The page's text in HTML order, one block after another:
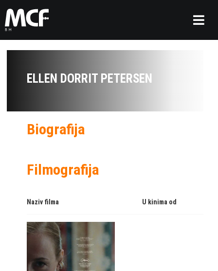
ELLEN DORRIT PETERSEN
Biografija
Filmografija
Naziv filma U kinima od